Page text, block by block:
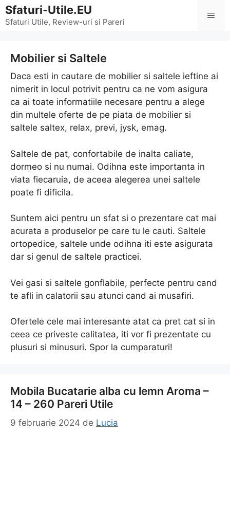
Sari
la
Sfaturi-Utile.EU
Sfaturi Utile, Review-uri si Pareri
Mobilier si Saltele
Daca esti in cautare de mobilier si saltele ieftine ai
nimerit in locul potrivit pentru ca ne vom asigura
ca ai toate informatiile necesare pentru a alege
din multele oferte de pe piata de mobilier si
saltele saltex, relax, previ, jysk, emag.
Saltele de pat, confortabile de inalta caliate,
dormeo si nu numai. Odihna este importanta in
viata fiecaruia, de aceea alegerea unei saltele
poate fi dificila.
Suntem aici pentru un sfat si o prezentare cat mai
acurata a produselor pe care tu le cauti. Saltele
ortopedice, saltele unde odihna iti este asigurata
dar si genul de saltele practicei.
Vei gasi si saltele gonflabile, perfecte pentru cand
te afli in calatorii sau atunci cand ai musafiri.
Ofertele cele mai interesante atat ca pret cat si in
ceea ce priveste calitatea, iti vor fi prezentate cu
plusuri si minusuri. Spor la cumparaturi!
Mobila Bucatarie alba cu lemn Aroma –
14 – 260 Pareri Utile
9 februarie 2024 de Lucia